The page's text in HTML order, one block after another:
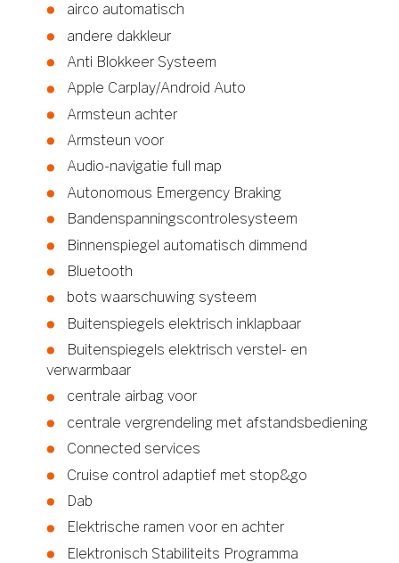
airco automatisch
andere dakkleur
Anti Blokkeer Systeem
Apple Carplay/Android Auto
Armsteun achter
Armsteun voor
Audio-navigatie full map
Autonomous Emergency Braking
Bandenspanningscontrolesysteem
Binnenspiegel automatisch dimmend
Bluetooth
bots waarschuwing systeem
Buitenspiegels elektrisch inklapbaar
Buitenspiegels elektrisch verstel- en
verwarmbaar
centrale airbag voor
centrale vergrendeling met afstandsbediening
Connected services
Cruise control adaptief met stop&go
Dab
Elektrische ramen voor en achter
Elektronisch Stabiliteits Programma